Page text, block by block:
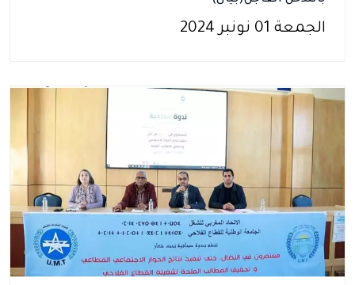
الجمعة 01 نونبر 2024